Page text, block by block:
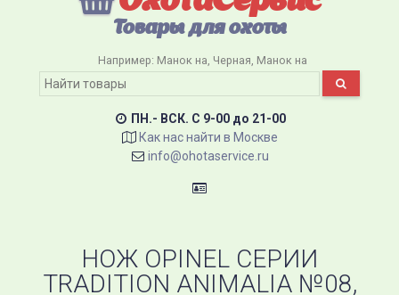
Товары для охоты
Например: Манок на Черная Манок на
ПН.- ВСК. C 9-00 до 21-00
Как нас найти в Москве
info@ohotaservice.ru
НОЖ OPINEL СЕРИИ
TRADITION ANIMALIA №08,